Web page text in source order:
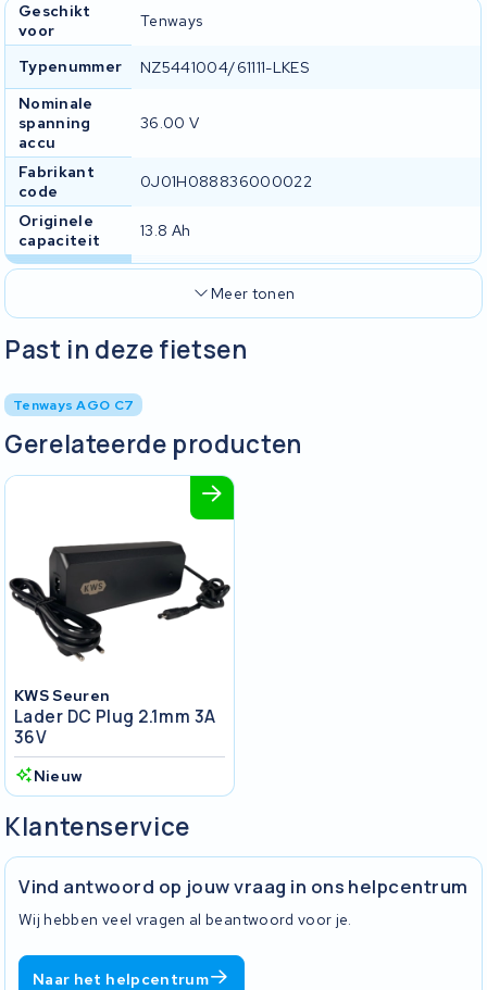
Geschikt
voor
Tenways
Typenummer
NZ5441004/61111-LKES
Nominale
spanning
accu
36.00 V
Fabrikant
code
0J01H088836000022
Originele
capaciteit
13.8 Ah
Meer tonen
Past in deze fietsen
Tenways AGO C7
Gerelateerde producten
KWS Seuren
Lader DC Plug 2.1mm 3A
36V
Nieuw
Klantenservice
Vind antwoord op jouw vraag in ons helpcentrum
Wij hebben veel vragen al beantwoord voor je.
Naar het helpcentrum